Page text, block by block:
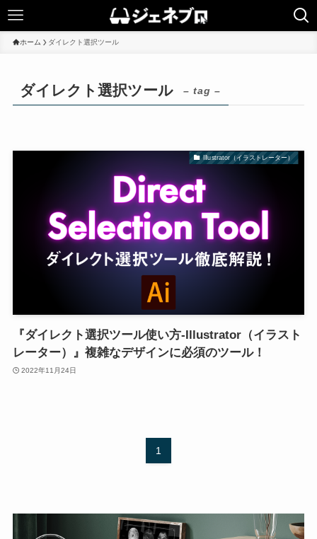
ホーム ダイレクト選択ツール
ダイレクト選択ツール – tag –
Illustrator（イラストレーター）
『ダイレクト選択ツール使い方-Illustrator（イラスト
レーター）』複雑なデザインに必須のツール！
2022年11月24日
1